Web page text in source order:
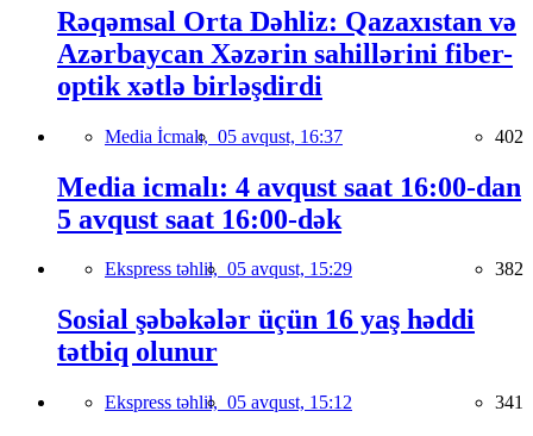
Rəqəmsal Orta Dəhliz: Qazaxıstan və
Azərbaycan Xəzərin sahillərini fiber-
optik xətlə birləşdirdi
Media İcmalı, 05 avqust, 16:37 402
Media icmalı: 4 avqust saat 16:00-dan
5 avqust saat 16:00-dək
Ekspress təhlil, 05 avqust, 15:29 382
Sosial şəbəkələr üçün 16 yaş həddi
tətbiq olunur
Ekspress təhlil, 05 avqust, 15:12 341